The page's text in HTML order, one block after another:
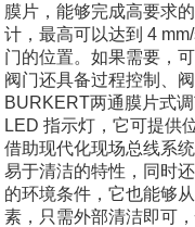
膜片，能够完成高要求
计，最高可以达到 4
门的位置。如果需要，
阀门还具备过程控制、
BURKERT两通膜片式
LED 指示灯，它可提供
借助现代化现场总线系
易于清洁的特性，同时
的环境条件，它也能够
素，只需外部清洁即可